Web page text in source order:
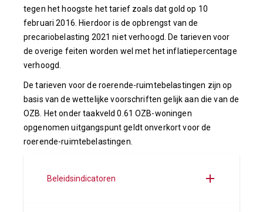
tegen het hoogste het tarief zoals dat gold op 10
februari 2016. Hierdoor is de opbrengst van de
precariobelasting 2021 niet verhoogd. De tarieven voor
de overige feiten worden wel met het inflatiepercentage
verhoogd.
De tarieven voor de roerende-ruimtebelastingen zijn op
basis van de wettelijke voorschriften gelijk aan die van de
OZB. Het onder taakveld 0.61 OZB-woningen
opgenomen uitgangspunt geldt onverkort voor de
roerende-ruimtebelastingen.
Beleidsindicatoren